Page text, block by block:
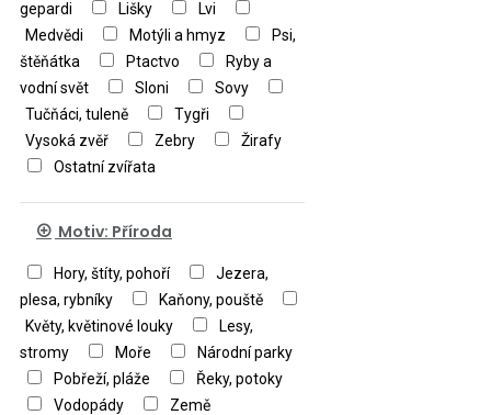
gepardi Lišky
Lvi
Medvědi
Motýli a hmyz
Psi,
štěňátka
Ptactvo
Ryby a
vodní svět
Sloni
Sovy
Tučňáci, tuleně
Tygři
Vysoká zvěř
Zebry
Žirafy
Ostatní zvířata
Motiv: Příroda
Hory, štíty, pohoří
Jezera,
plesa, rybníky
Kaňony, pouště
Květy, květinové louky
Lesy,
stromy
Moře
Národní parky
Pobřeží, pláže
Řeky, potoky
Vodopády
Země